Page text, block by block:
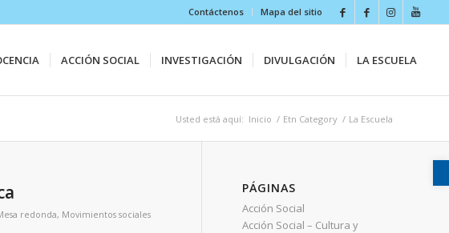
Contáctenos Mapa del sitio
ACCIÓN SOCIAL INVESTIGACIÓN DIVULGACIÓN LA ESCUELA
Usted está aquí: Inicio / Etn Category / La Escuela
redonda, Movimientos sociales
PÁGINAS
Acción Social
Acción Social – Cultura y